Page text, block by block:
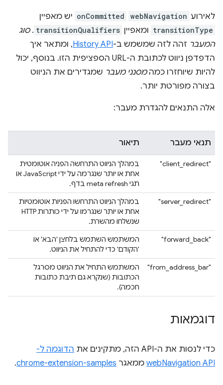
לאירוע webNavigation
onCommitted יש מאפיין
transitionType ומאפיין transitionQualifiers
.סוג
המעבר זהה לזה שמשמש ב-History API, ומתאר איך
הדפדפן ניווט לכתובת ה-URL הספציפית הזו. בנוסף, יכול
להיות שיוחזרו כמהמסנני מעבר שמגדירים את הניווט
בצורה מפורטת יותר.
אלה התנאים להגדרת מעבר:
תנאי מעבר תיאור
"client_redirect"
במהלך הניווט התרחשה הפניה אוטומטית
אחת או יותר שנגרמה על ידי JavaScript או
תגי meta refresh בדף.
‫"server_redirect"
במהלך הניווט התרחשו הפניות אוטומטיות
אחת או יותר שנגרמו על ידי כותרות HTTP
שנשלחו מהשרת.
‪"forward_back"
המשתמש השתמש בלחצן 'הבא' או
'הקודם' כדי להתחיל את הניווט.
"from_address_bar"
המשתמש התחיל את הניווט מסרגל
הכתובות (שנקרא גם תיבת כתובות
חכמה).
דוגמאות
כדי לנסות את ה-API הזה, מתקינים את
הדוגמה ל-
webNavigation API ממאגר chrome-extension-samples
.